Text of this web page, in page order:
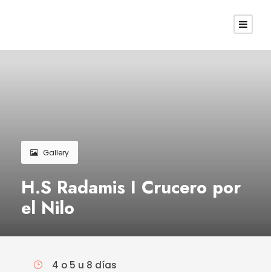
Gallery
H.S Radamis I Crucero por
el Nilo
4 o 5 u 8 días